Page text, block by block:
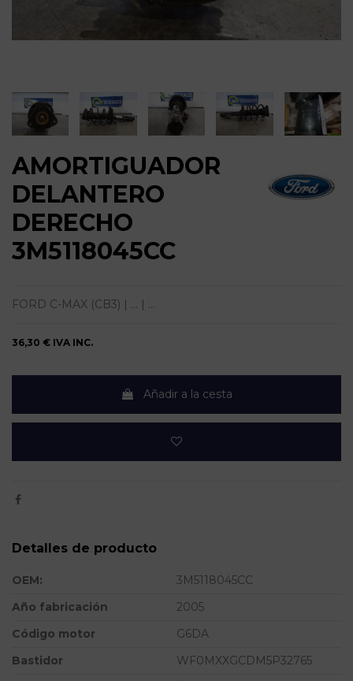
AMORTIGUADOR
DELANTERO
DERECHO
3M5118045CC
FORD C-MAX (CB3) | ... | ...
36,30 € IVA INC.
Añadir a la cesta
Detalles de producto
OEM:
3M5118045CC
Año fabricación
2005
Código motor
G6DA
Bastidor
WF0MXXGCDM5P32765